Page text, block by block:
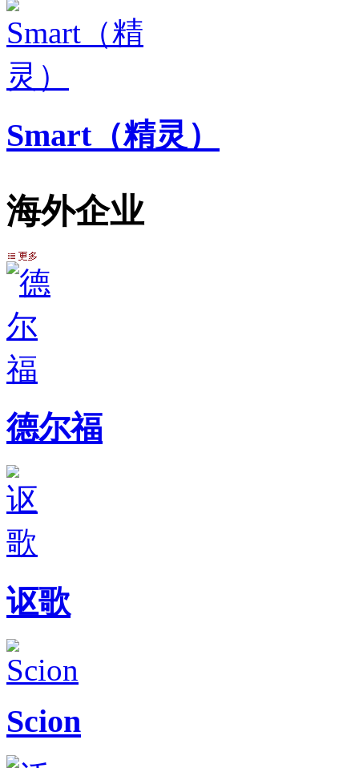
Smart（精灵）
海外企业
德尔福
讴歌
Scion